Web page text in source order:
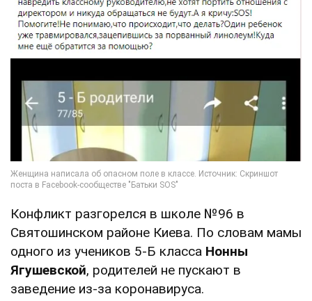
Конфликт разгорелся в школе №96 в
Святошинском районе Киева. По словам мамы
одного из учеников 5-Б класса Нонны
Ягушевской, родителей не пускают в
заведение из-за коронавируса.